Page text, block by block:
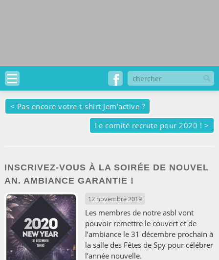
< Pas encore votre t-shirt Jem’active ?
Le comité recrute pour 2020 ! >
INSCRIVEZ-VOUS À LA SOIRÉE DE NOUVEL
AN. AMBIANCE GARANTIE !
12 novembre 2019
Les membres de notre asbl vont
pouvoir remettre le couvert et de
l’ambiance le 31 décembre prochain à
la salle des Fêtes de Spy pour célébrer
l’année nouvelle.